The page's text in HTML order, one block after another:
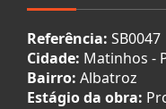
Referência: SB0047
Cidade: Matinhos -
Bairro: Albatroz
Estágio da obra: